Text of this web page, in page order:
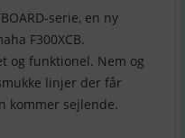
serie, en ny
F300XCB.
og funktionel. Nem og
linjer der får
kommer sejlende.